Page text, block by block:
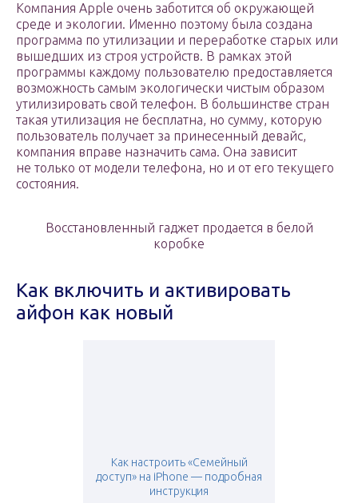
Компания Apple очень заботится об окружающей
среде и экологии. Именно поэтому была создана
программа по утилизации и переработке старых или
вышедших из строя устройств. В рамках этой
программы каждому пользователю предоставляется
возможность самым экологически чистым образом
утилизировать свой телефон. В большинстве стран
такая утилизация не бесплатна, но сумму, которую
пользователь получает за принесенный девайс,
компания вправе назначить сама. Она зависит
не только от модели телефона, но и от его текущего
состояния.
Восстановленный гаджет продается в белой
коробке
Как включить и активировать
айфон как новый
Как настроить «Семейный
доступ» на iPhone — подробная
инструкция